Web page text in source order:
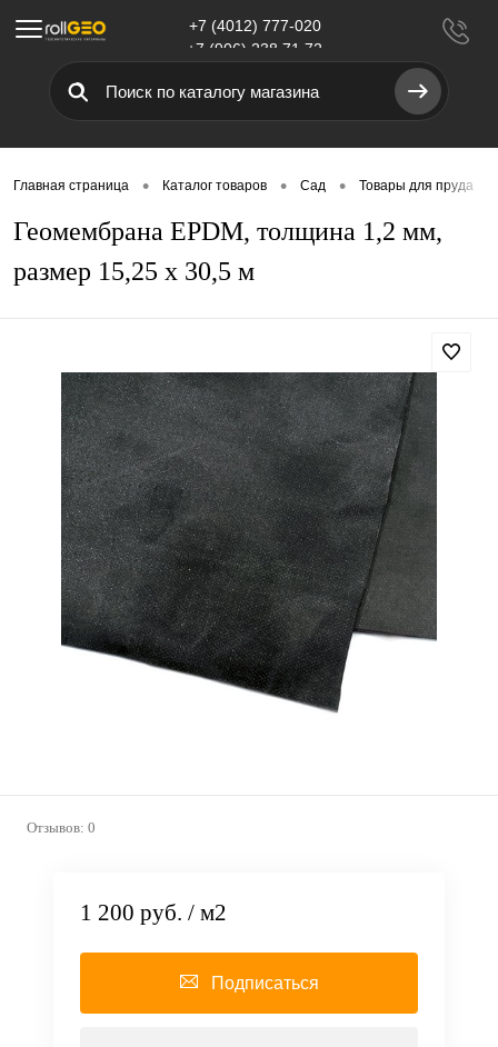
Меню
+7 (4012) 777-020
+7 (906) 238 71 72
Главная страница • Каталог товаров • Сад • Товары для пруда
Геомембрана EPDM, толщина 1,2 мм,
размер 15,25 х 30,5 м
Отзывов: 0
1 200 руб. / м2
Подписаться